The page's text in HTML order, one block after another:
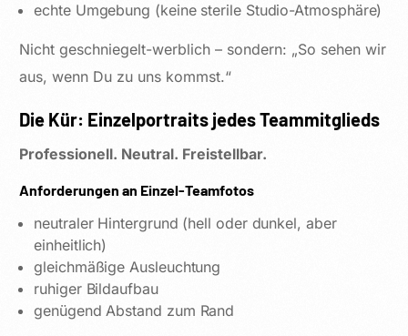
echte Umgebung (keine sterile Studio-Atmosphäre)
Nicht geschniegelt-werblich – sondern: „So sehen wir
aus, wenn Du zu uns kommst.“
Die Kür: Einzelportraits jedes Teammitglieds
Professionell. Neutral. Freistellbar.
Anforderungen an Einzel-Teamfotos
neutraler Hintergrund (hell oder dunkel, aber
einheitlich)
gleichmäßige Ausleuchtung
ruhiger Bildaufbau
genügend Abstand zum Rand